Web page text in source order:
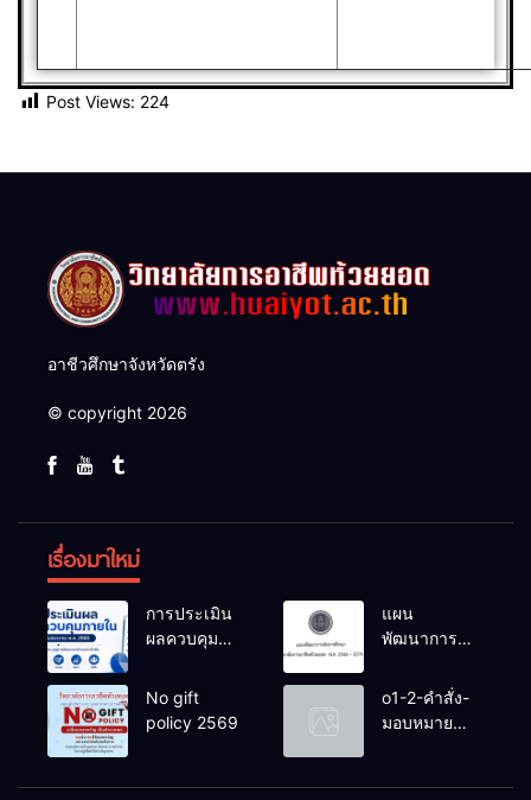
Post Views: 224
อาชีวศึกษาจังหวัดตรัง
© copyright 2026
เรื่องมาใหม่
การประเมิน
ผลควบคุม
สถานศึกษา
งปม.2568
แผน
พัฒนาการ
ศึกษาวิทยาลัย
No gift
policy 2569
o1-2-คำสั่ง-
มอบหมาย